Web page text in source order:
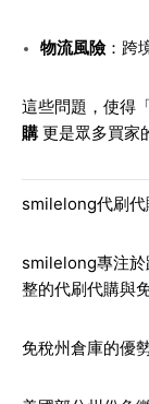
物流風險：跨
這些問題，使得
購 更是眾多買家
smilelong代刷代
smilelong專注於
整的代刷代購與
免稅州倉庫的優